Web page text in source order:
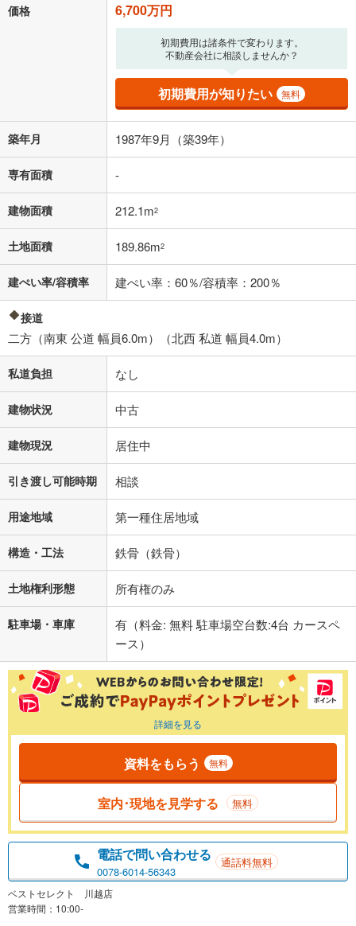
る値は、実際の金融機関等における貸出金利とは何ら関係がなく、実際
の金融機関等における貸出金利を何ら保証するものではありません。返
済方法「元利均等返済」にて算出しております。入力された金利を35年
適用した場合の計算結果を表示しています。
その他月額費用や、初期費用がかかります。ご注意ください。実際にお
借り入れの際は各金融機関等に、必ずご自身でご確認をお願いいたしま
条件によってお借り入れができないことがあります。
不動産会社に購入相談をする 無料
価格 6,700万円
初期費用は諸条件で変わります。
不動産会社に相談しませんか？
初期費用が知りたい 無料
築年月 1987年9月（築39年）
専有面積 -
建物面積 212.1m2
土地面積 189.86m2
建ぺい率/容積率 建ぺい率：60％/容積率：200％
接道
二方（南東 公道 幅員6.0m）（北西 私道 幅員4.0m）
私道負担 なし
建物状況 中古
建物現況 居住中
引き渡し可能時期 相談
用途地域 第一種住居地域
構造・工法 鉄骨（鉄骨）
土地権利形態 所有権のみ
駐車場・車庫
有（料金: 無料 駐車場空台数:4台 カースペ
ース）
詳細を見る
資料をもらう 無料
室内･現地を見学する 無料
電話で問い合わせる
0078-6014-56343
通話料無料
ベストセレクト 川越店
営業時間：10:00-